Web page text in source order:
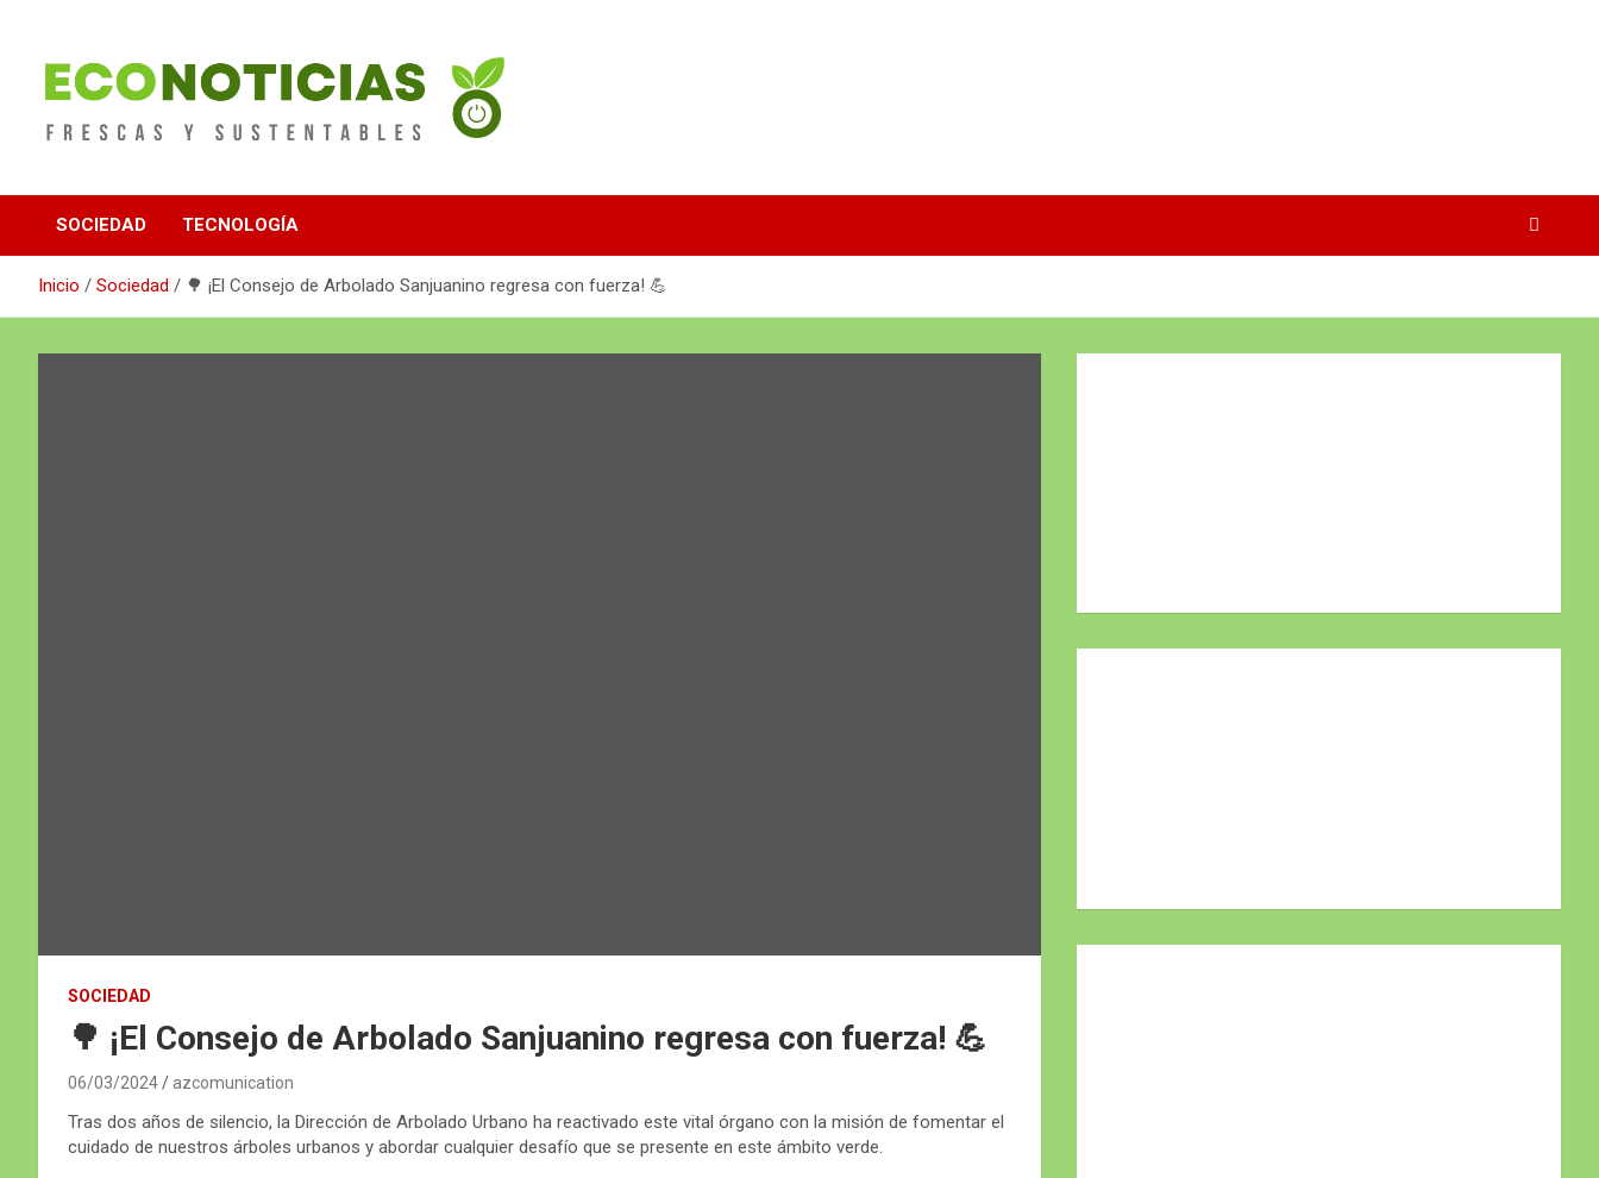
contenido
Econoticias
SOCIEDAD TECNOLOGÍA
Inicio Sociedad 🌳 ¡El Consejo de Arbolado Sanjuanino regresa con fuerza! 💪
SOCIEDAD
🌳 ¡El Consejo de Arbolado Sanjuanino regresa con fuerza! 💪
06/03/2024 azcomunication
Tras dos años de silencio, la Dirección de Arbolado Urbano ha reactivado este vital órgano con la misión de fomentar el
cuidado de nuestros árboles urbanos y abordar cualquier desafío que se presente en este ámbito verde.